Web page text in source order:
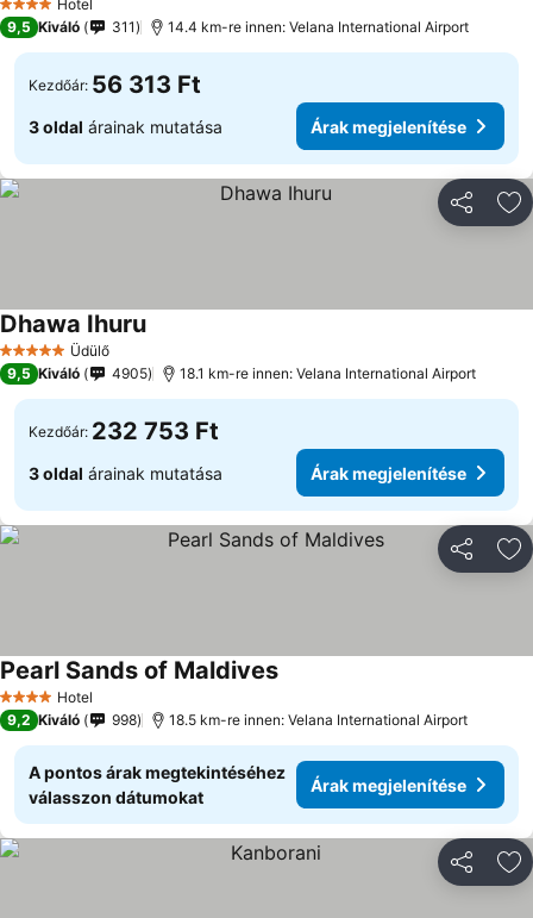
4 KategóriaHotel
9,5 Kiváló 311 14.4 km-re innen: Velana International Airport
Kezdőár: 56 313 Ft
3 oldal árainak mutatása Árak megjelenítése
5 KategóriaÜdülő
Dhawa IhuruÁrak megjelenítése
9,5 Kiváló 4905 18.1 km-re innen: Velana International Airport
Kezdőár: 232 753 Ft
3 oldal árainak mutatása Árak megjelenítése
4 KategóriaHotel
Pearl Sands of MaldivesÁrak megjelenítése
9,2 Kiváló 998 18.5 km-re innen: Velana International Airport
A pontos árak megtekintéséhez
válasszon dátumokat
Árak megjelenítése